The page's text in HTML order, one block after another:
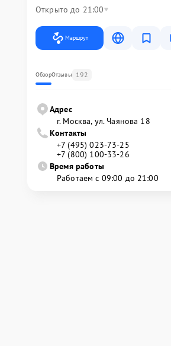
Открыто до 21:00
Маршрут
ОбзорОтзывы 192
Адрес
г. Москва, ул. Чаянова 18
Контакты
+7 (495) 023-73-25
+7 (800) 100-33-26
Время работы
Работаем с 09:00 до 21:00